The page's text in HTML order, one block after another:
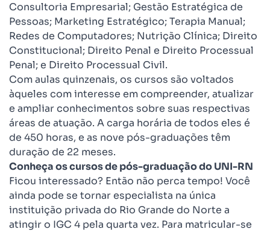
Consultoria Empresarial; Gestão Estratégica de
Pessoas; Marketing Estratégico; Terapia Manual;
Redes de Computadores; Nutrição Clínica; Direito
Constitucional; Direito Penal e Direito Processual
Penal; e Direito Processual Civil.
Com aulas quinzenais, os cursos são voltados
àqueles com interesse em compreender, atualizar
e ampliar conhecimentos sobre suas respectivas
áreas de atuação. A carga horária de todos eles é
de 450 horas, e as nove pós-graduações têm
duração de 22 meses.
Conheça os cursos de pós-graduação do UNI-RN
Ficou interessado? Então não perca tempo! Você
ainda pode se tornar especialista na única
instituição privada do Rio Grande do Norte a
atingir o IGC 4 pela quarta vez. Para matricular-se